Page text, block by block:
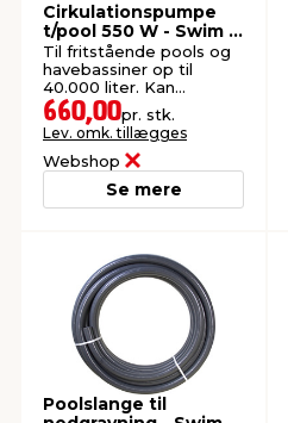
Cirkulationspumpe
t/pool 550 W - Swim &
Fun
Til fritstående pools og
havebassiner op til
40.000 liter. Kan
anvendes i badevand
med klor- og
saltdesinfektion.
660,00pr. stk.
Lev. omk. tillægges
Webshop
Se mere
Poolslange til